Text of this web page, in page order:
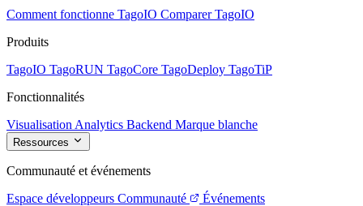
Comment fonctionne TagoIO Comparer TagoIO
Produits
TagoIO TagoRUN TagoCore TagoDeploy TagoTiP
Fonctionnalités
Visualisation Analytics Backend Marque blanche
Ressources
Communauté et événements
Espace développeurs Communauté
Événements